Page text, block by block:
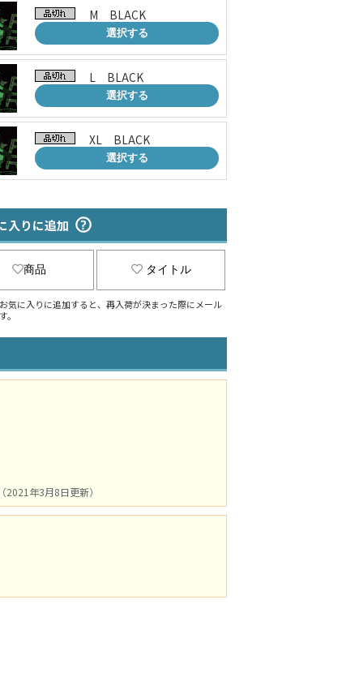
M BLACK
選択する
L BLACK
選択する
XL BLACK
選択する
入りに追加
商品 タイトル
気に入りに追加すると、再入荷が決まった際にメール
。
年3月8日更新）